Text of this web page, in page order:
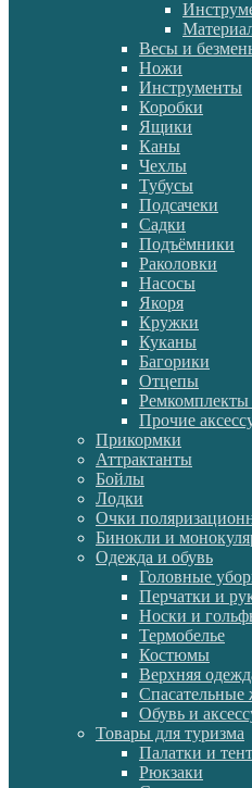
Весы и
Ножи
Инструменты
Коробки
Ящики
Каны
Чехлы
Тубусы
Подсачеки
Садки
Подъёмники
Раколовки
Насосы
Якоря
Кружки
Куканы
Багорики
Отцепы
Ремкомплекты
Прочие
Прикормки
Аттрактанты
Бойлы
Лодки
Очки
Бинокли и
Одежда и обувь
Головные
Перчатки и
Носки и
Термобелье
Костюмы
Верхняя
Спасательные
Обувь и
Товары для туризма
Палатки и
Рюкзаки